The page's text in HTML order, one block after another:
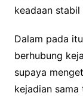
keadaan
Dalam pada
berhubung
supaya
kejadian